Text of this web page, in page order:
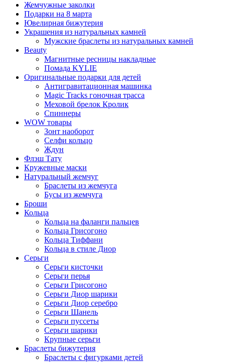
Жемчужные заколки
Подарки на 8 марта
Ювелирная бижутерия
Украшения из натуральных камней
Мужские браслеты из натуральных камней
Beauty
Магнитные ресницы накладные
Помада KYLIE
Оригинальные подарки для детей
Антигравитационная машинка
Magic Tracks гоночная трасса
Меховой брелок Кролик
Спиннеры
WOW товары
Зонт наоборот
Селфи кольцо
Ждун
Флэш Тату
Кружевные маски
Натуральный жемчуг
Браслеты из жемчуга
Бусы из жемчуга
Броши
Кольца
Кольца на фаланги пальцев
Кольца Грисогоно
Кольца Тиффани
Кольца в стиле Диор
Серьги
Серьги кисточки
Серьги перья
Серьги Грисогоно
Серьги Диор шарики
Серьги Диор серебро
Серьги Шанель
Серьги пуссеты
Серьги шарики
Крупные серьги
Браслеты бижутерия
Браслеты с фигурками детей